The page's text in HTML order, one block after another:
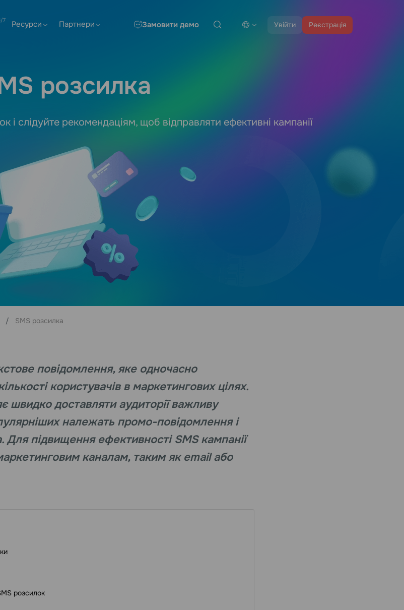
Увійти Реєстрація
Ресурси Партнери Замовити демо
розсилка
і слідуйте рекомендаціям, щоб відправляти ефективні кампанії
SMS розсилка
повідомлення, яке одночасно
користувачів в маркетингових цілях.
швидко доставляти аудиторії важливу
належать промо-повідомлення і
Для підвищення ефективності SMS кампанії
каналам, таким як email або
розсилок